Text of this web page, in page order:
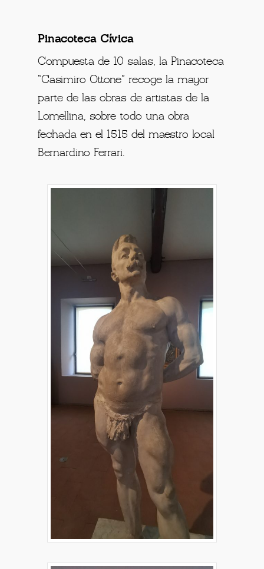
Pinacoteca Cívica
Compuesta de 10 salas, la Pinacoteca
“Casimiro Ottone” recoge la mayor
parte de las obras de artistas de la
Lomellina, sobre todo una obra
fechada en el 1515 del maestro local
Bernardino Ferrari.